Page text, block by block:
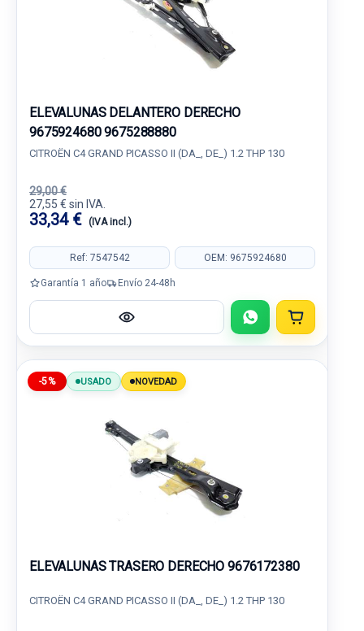
ELEVALUNAS DELANTERO DERECHO
9675924680 9675288880
CITROËN C4 GRAND PICASSO II (DA_, DE_) 1.2 THP 130
29,00 €
27,55 € sin IVA.
33,34 € (IVA incl.)
Ref: 7547542 OEM: 9675924680
Garantía 1 año Envío 24-48h
-5% USADO NOVEDAD
ELEVALUNAS TRASERO DERECHO 9676172380
CITROËN C4 GRAND PICASSO II (DA_, DE_) 1.2 THP 130